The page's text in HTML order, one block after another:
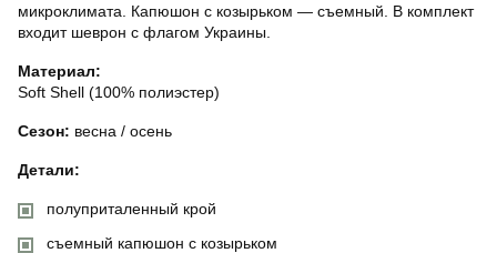
микроклимата. Капюшон с козырьком — съемный. В комплект
входит шеврон с флагом Украины.
Материал:
Soft Shell (100% полиэстер)
Сезон: весна / осень
Детали:
полуприталенный крой
съемный капюшон с козырьком